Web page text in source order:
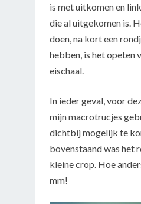
is met uitkomen en
die al uitgekomen is.
doen, na kort een
hebben, is het opeten
eischaal.
In ieder geval, voor
mijn macrotrucjes
dichtbij mogelijk te
bovenstaand was het
kleine crop. Hoe
mm!